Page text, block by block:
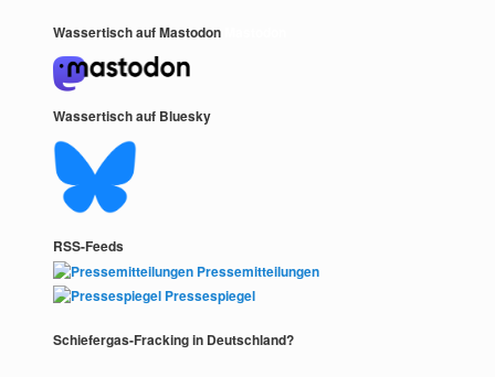
Wassertisch auf Mastodon
Wassertisch auf Bluesky
RSS-Feeds
Pressemitteilungen
Pressespiegel
Schiefergas-Fracking in Deutschland?